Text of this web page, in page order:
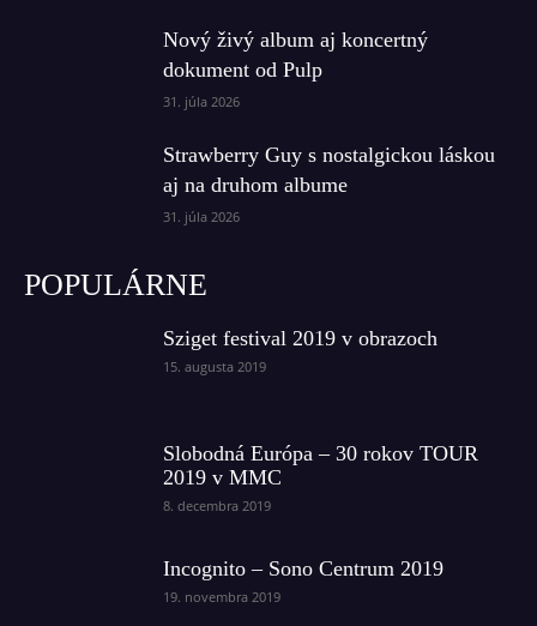
Nový živý album aj koncertný
dokument od Pulp
31. júla 2026
Strawberry Guy s nostalgickou láskou
aj na druhom albume
31. júla 2026
POPULÁRNE
Sziget festival 2019 v obrazoch
15. augusta 2019
Slobodná Európa – 30 rokov TOUR
2019 v MMC
8. decembra 2019
Incognito – Sono Centrum 2019
19. novembra 2019